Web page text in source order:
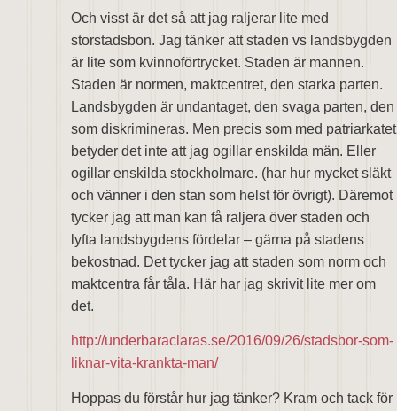
Och visst är det så att jag raljerar lite med
storstadsbon. Jag tänker att staden vs landsbygden
är lite som kvinnoförtrycket. Staden är mannen.
Staden är normen, maktcentret, den starka parten.
Landsbygden är undantaget, den svaga parten, den
som diskrimineras. Men precis som med patriarkatet
betyder det inte att jag ogillar enskilda män. Eller
ogillar enskilda stockholmare. (har hur mycket släkt
och vänner i den stan som helst för övrigt). Däremot
tycker jag att man kan få raljera över staden och
lyfta landsbygdens fördelar – gärna på stadens
bekostnad. Det tycker jag att staden som norm och
maktcentra får tåla. Här har jag skrivit lite mer om
det.
http://underbaraclaras.se/2016/09/26/stadsbor-som-
liknar-vita-krankta-man/
Hoppas du förstår hur jag tänker? Kram och tack för